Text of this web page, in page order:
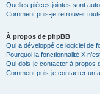
Quelles pièces jointes sont
Comment puis-je retrouver
À propos de phpBB
Qui a développé ce logiciel de
Pourquoi la fonctionnalité X
Qui dois-je contacter à propos
Comment puis-je contacter un